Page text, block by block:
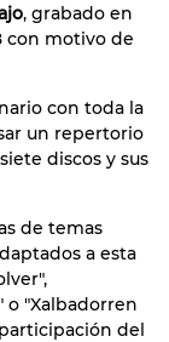
, grabado en
con motivo de
con toda la
un repertorio
discos y sus
de temas
a esta
o "Xalbadorren
del